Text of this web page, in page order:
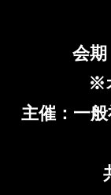
会期
※
主催：一